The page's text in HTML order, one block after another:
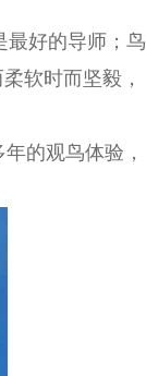
好的导师；鸟
软时而坚毅，
的观鸟体验，